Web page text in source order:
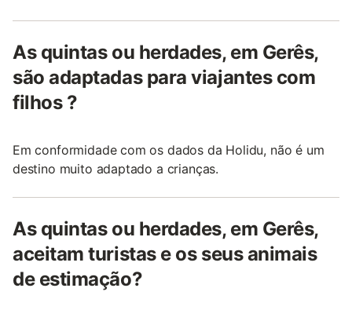
As quintas ou herdades, em Gerês,
são adaptadas para viajantes com
filhos ?
Em conformidade com os dados da Holidu, não é um
destino muito adaptado a crianças.
As quintas ou herdades, em Gerês,
aceitam turistas e os seus animais
de estimação?